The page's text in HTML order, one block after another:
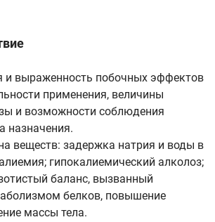
и выраженность побочных эффектов
применения, величины
и возможности соблюдения
назначения.
веществ: задержка натрия и воды в
гипокалиемический алколоз;
баланс, вызванный
белков, повышение
массы тела.